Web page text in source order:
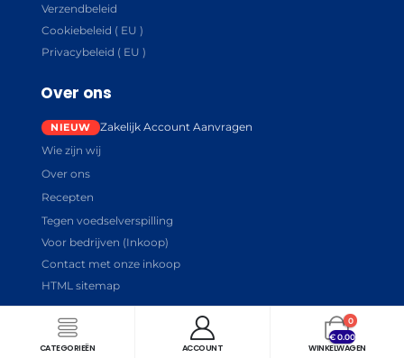
Verzendbeleid
Cookiebeleid ( EU )
Privacybeleid ( EU )
Over ons
Zakelijk Account Aanvragen
Wie zijn wij
Over ons
Recepten
Tegen voedselverspilling
Voor bedrijven (Inkoop)
Contact met onze inkoop
HTML sitemap
CATEGORIEËN ACCOUNT
0
€0.00
WINKELWAGEN